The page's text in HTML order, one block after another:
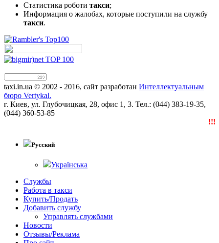
Статистика роботи такси;
Информация о жалобах, которые поступили на службу
такси.
taxi.in.ua © 2002 - 2016, сайт разработан Интеллектуальным
бюро Vertykal.
г. Киев, ул. Глубочицкая, 28, офис 1, 3. Тел.: (044) 383-19-35,
(044) 360-53-85
Русский
Українська
Службы
Работа в такси
Купить/Продать
Добавить службу
Управлять службами
Новости
Отзывы/Реклама